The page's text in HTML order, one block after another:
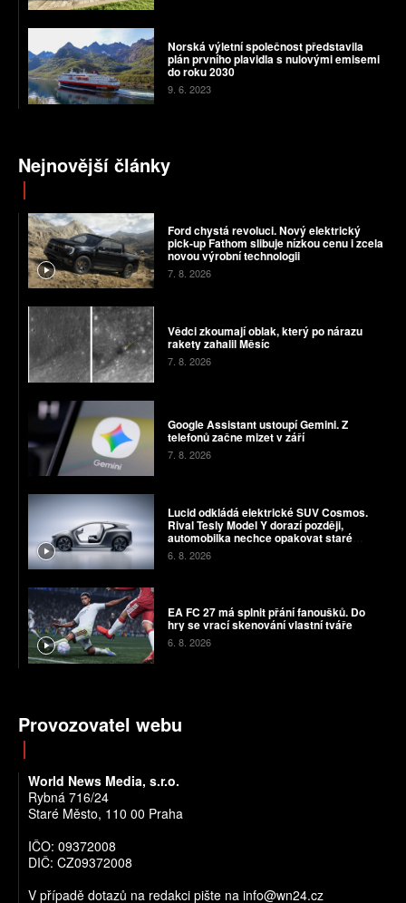
Norská výletní společnost představila
plán prvního plavidla s nulovými emisemi
do roku 2030
9. 6. 2023
Nejnovější články
Ford chystá revoluci. Nový elektrický
pick-up Fathom slibuje nízkou cenu i zcela
novou výrobní technologii
7. 8. 2026
Vědci zkoumají oblak, který po nárazu
rakety zahalil Měsíc
7. 8. 2026
Google Assistant ustoupí Gemini. Z
telefonů začne mizet v září
7. 8. 2026
Lucid odkládá elektrické SUV Cosmos.
Rival Tesly Model Y dorazí později,
automobilka nechce opakovat staré
chyby
6. 8. 2026
EA FC 27 má splnit přání fanoušků. Do
hry se vrací skenování vlastní tváře
6. 8. 2026
Provozovatel webu
World News Media, s.r.o.
Rybná 716/24
Staré Město, 110 00 Praha
IČO: 09372008
DIČ: CZ09372008
V případě dotazů na redakci pište na info@wn24.cz